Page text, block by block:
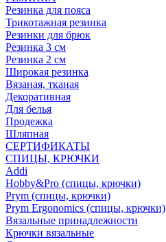
Резинка для пояса
Трикотажная резинка
Резинки для брюк
Резинка 3 см
Резинка 2 см
Широкая резинка
Вязаная, тканая
Декоративная
Для белья
Продежка
Шляпная
СЕРТИФИКАТЫ
СПИЦЫ, КРЮЧКИ
Addi
Hobby&Pro (спицы, крючки)
Prym (спицы, крючки)
Prym Ergonomics (спицы, крючки)
Вязальные принадлежности
Крючки вязальные